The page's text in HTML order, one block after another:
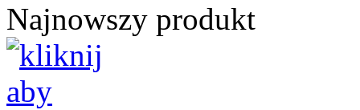
Najnowszy produkt